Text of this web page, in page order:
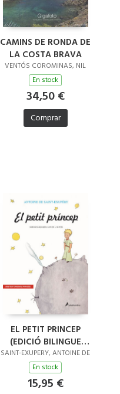
CAMINS DE RONDA DE
LA COSTA BRAVA
VENTÓS COROMINAS, NIL
En stock
34,50 €
Comprar
EL PETIT PRINCEP
(EDICIÓ BILINGUE
AMB EL TEXT
ORIGINAL EN
FRANCES)
SAINT-EXUPERY, ANTOINE DE
En stock
15,95 €